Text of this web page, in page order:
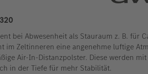
bei Abwesenheit als Stauraum z. B. für
im Zeltinneren eine angenehme luftige
Air-In-Distanzpolster. Diese werden
in der Tiefe für mehr Stabilität.